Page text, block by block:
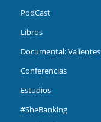
PodCast
Libros
Documental: Valientes
Conferencias
Estudios
#SheBanking